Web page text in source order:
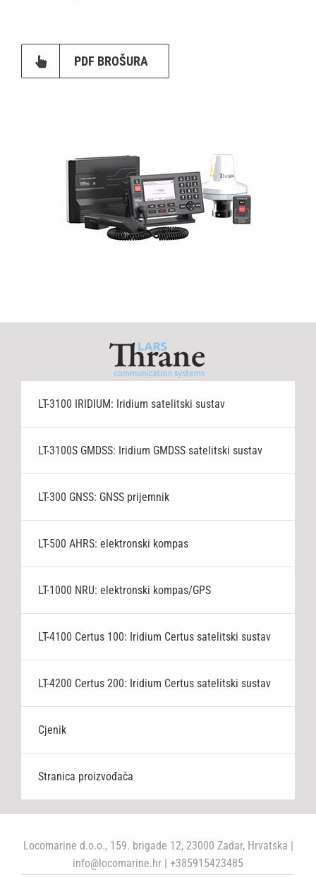
PDF BROŠURA
LT-3100 IRIDIUM: Iridium satelitski sustav
LT-3100S GMDSS: Iridium GMDSS satelitski sustav
LT-300 GNSS: GNSS prijemnik
LT-500 AHRS: elektronski kompas
LT-1000 NRU: elektronski kompas/GPS
LT-4100 Certus 100: Iridium Certus satelitski sustav
LT-4200 Certus 200: Iridium Certus satelitski sustav
Cjenik
Stranica proizvođača
Locomarine d.o.o., 159. brigade 12, 23000 Zadar, Hrvatska |
info@locomarine.hr | +385915423485